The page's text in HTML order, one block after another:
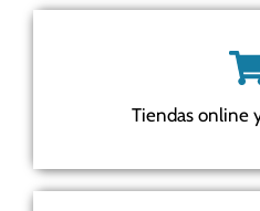
Tiendas online